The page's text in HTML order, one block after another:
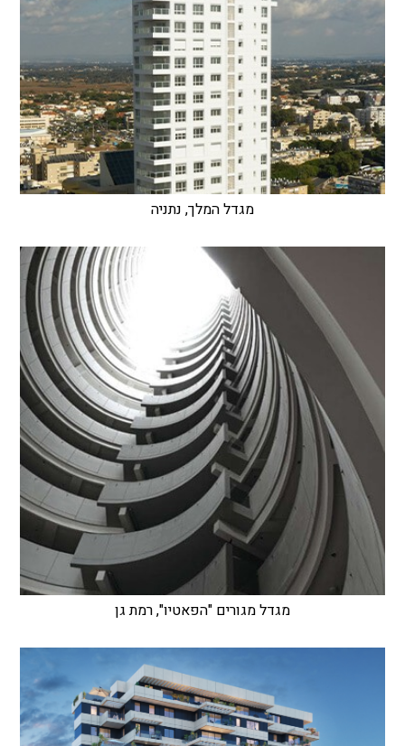
מגדל המלך, נתניה
מגדל מגורים "הפאטיו", רמת גן